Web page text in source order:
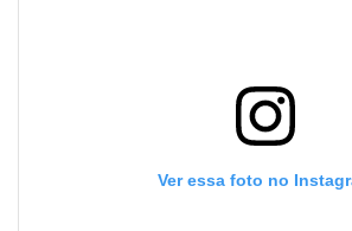
Ver essa foto no